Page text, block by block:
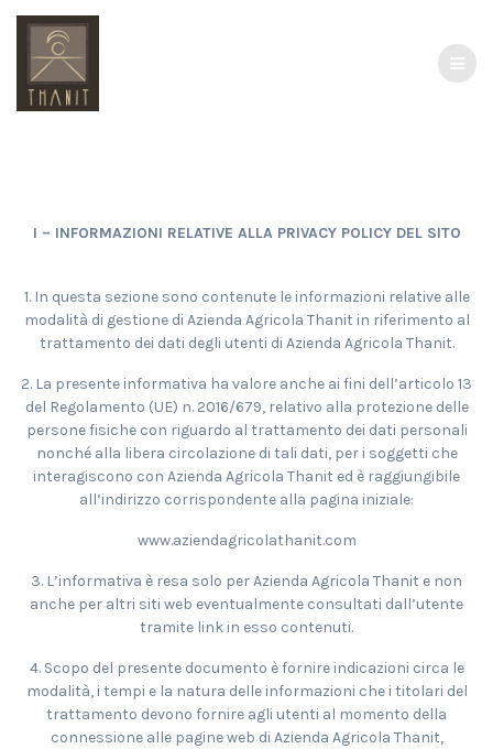
I – INFORMAZIONI RELATIVE ALLA PRIVACY POLICY DEL SITO
1. In questa sezione sono contenute le informazioni relative alle
modalità di gestione di Azienda Agricola Thanit in riferimento al
trattamento dei dati degli utenti di Azienda Agricola Thanit.
2. La presente informativa ha valore anche ai fini dell’articolo 13
del Regolamento (UE) n. 2016/679, relativo alla protezione delle
persone fisiche con riguardo al trattamento dei dati personali
nonché alla libera circolazione di tali dati, per i soggetti che
interagiscono con Azienda Agricola Thanit ed è raggiungibile
all’indirizzo corrispondente alla pagina iniziale:
www.aziendagricolathanit.com
3. L’informativa è resa solo per Azienda Agricola Thanit e non
anche per altri siti web eventualmente consultati dall’utente
tramite link in esso contenuti.
4. Scopo del presente documento è fornire indicazioni circa le
modalità, i tempi e la natura delle informazioni che i titolari del
trattamento devono fornire agli utenti al momento della
connessione alle pagine web di Azienda Agricola Thanit,